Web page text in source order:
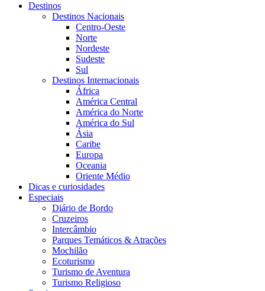
Destinos
Destinos Nacionais
Centro-Oeste
Norte
Nordeste
Sudeste
Sul
Destinos Internacionais
África
América Central
América do Norte
América do Sul
Ásia
Caribe
Europa
Oceania
Oriente Médio
Dicas e curiosidades
Especiais
Diário de Bordo
Cruzeiros
Intercâmbio
Parques Temáticos & Atrações
Mochilão
Ecoturismo
Turismo de Aventura
Turismo Religioso